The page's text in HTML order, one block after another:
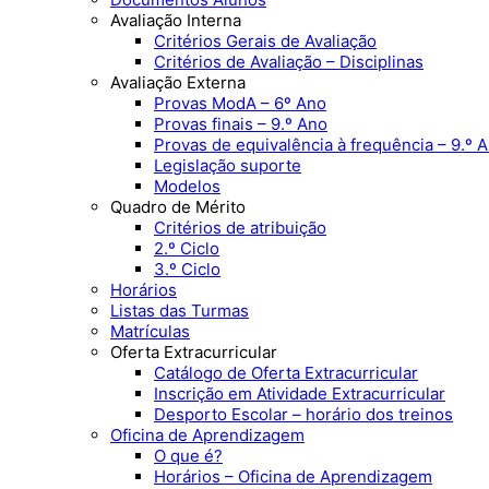
Avaliação Interna
Critérios Gerais de Avaliação
Critérios de Avaliação – Disciplinas
Avaliação Externa
Provas ModA – 6º Ano
Provas finais – 9.º Ano
Provas de equivalência à frequência – 9.º
Legislação suporte
Modelos
Quadro de Mérito
Critérios de atribuição
2.º Ciclo
3.º Ciclo
Horários
Listas das Turmas
Matrículas
Oferta Extracurricular
Catálogo de Oferta Extracurricular
Inscrição em Atividade Extracurricular
Desporto Escolar – horário dos treinos
Oficina de Aprendizagem
O que é?
Horários – Oficina de Aprendizagem